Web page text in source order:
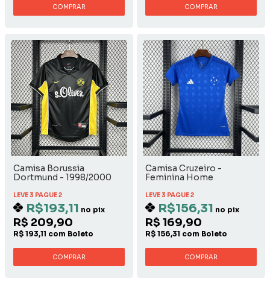
COMPRAR COMPRAR
Camisa Borussia
Dortmund - 1998/2000
LEVE 3 PAGUE 2
R$193,11 no pix
R$ 209,90
R$ 193,11 com Boleto
COMPRAR
Camisa Cruzeiro -
Feminina Home
LEVE 3 PAGUE 2
R$156,31 no pix
R$ 169,90
R$ 156,31 com Boleto
COMPRAR